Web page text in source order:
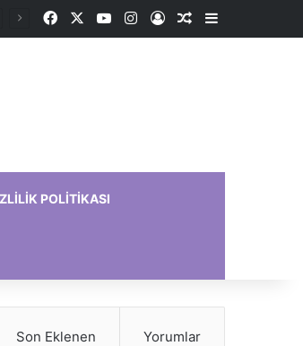
FacebookYouTubeInstagram
Kayıt OlRastgele Makale
Kenar
POLITIKASI
Son Eklenen Yorumlar